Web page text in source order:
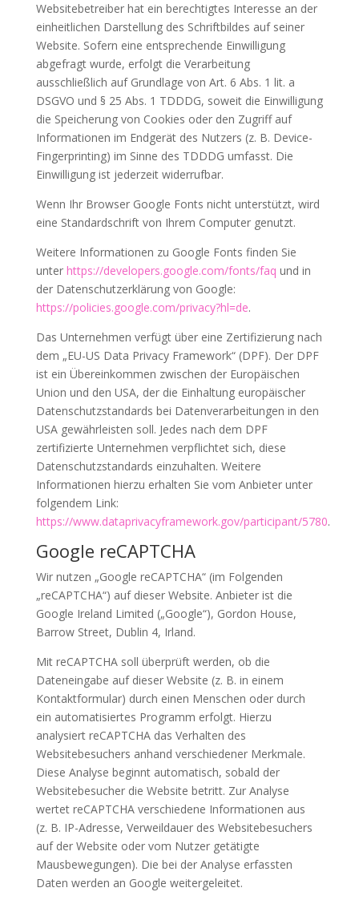
Websitebetreiber hat ein berechtigtes Interesse an der
einheitlichen Darstellung des Schriftbildes auf seiner
Website. Sofern eine entsprechende Einwilligung
abgefragt wurde, erfolgt die Verarbeitung
ausschließlich auf Grundlage von Art. 6 Abs. 1 lit. a
DSGVO und § 25 Abs. 1 TDDDG, soweit die Einwilligung
die Speicherung von Cookies oder den Zugriff auf
Informationen im Endgerät des Nutzers (z. B. Device-
Fingerprinting) im Sinne des TDDDG umfasst. Die
Einwilligung ist jederzeit widerrufbar.
Wenn Ihr Browser Google Fonts nicht unterstützt, wird
eine Standardschrift von Ihrem Computer genutzt.
Weitere Informationen zu Google Fonts finden Sie
unter https://developers.google.com/fonts/faq und in
der Datenschutzerklärung von Google:
https://policies.google.com/privacy?hl=de.
Das Unternehmen verfügt über eine Zertifizierung nach
dem „EU-US Data Privacy Framework“ (DPF). Der DPF
ist ein Übereinkommen zwischen der Europäischen
Union und den USA, der die Einhaltung europäischer
Datenschutzstandards bei Datenverarbeitungen in den
USA gewährleisten soll. Jedes nach dem DPF
zertifizierte Unternehmen verpflichtet sich, diese
Datenschutzstandards einzuhalten. Weitere
Informationen hierzu erhalten Sie vom Anbieter unter
folgendem Link:
https://www.dataprivacyframework.gov/participant/5780.
Google reCAPTCHA
Wir nutzen „Google reCAPTCHA“ (im Folgenden
„reCAPTCHA“) auf dieser Website. Anbieter ist die
Google Ireland Limited („Google“), Gordon House,
Barrow Street, Dublin 4, Irland.
Mit reCAPTCHA soll überprüft werden, ob die
Dateneingabe auf dieser Website (z. B. in einem
Kontaktformular) durch einen Menschen oder durch
ein automatisiertes Programm erfolgt. Hierzu
analysiert reCAPTCHA das Verhalten des
Websitebesuchers anhand verschiedener Merkmale.
Diese Analyse beginnt automatisch, sobald der
Websitebesucher die Website betritt. Zur Analyse
wertet reCAPTCHA verschiedene Informationen aus
(z. B. IP-Adresse, Verweildauer des Websitebesuchers
auf der Website oder vom Nutzer getätigte
Mausbewegungen). Die bei der Analyse erfassten
Daten werden an Google weitergeleitet.